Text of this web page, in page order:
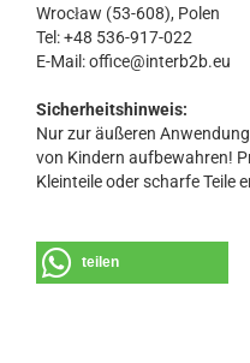
Wrocław (53-608), Polen
Tel: +48 536-917-022
E-Mail: office@interb2b.eu
Sicherheitshinweis:
Nur zur äußeren
von Kindern aufbewahren!
Kleinteile oder scharfe Teile
teilen